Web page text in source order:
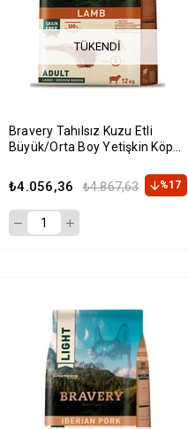
TÜKENDI
Bravery Tahılsız Kuzu Etli
Büyük/Orta Boy Yetişkin Köpek
₺4.056,36 ₺4.867,63 %17